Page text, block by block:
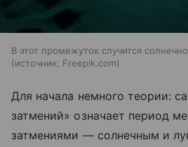
В этот промежуток случится
источник: Freepik.com
Для начала немного теории:
затмений» означает период
затмениями — солнечным и